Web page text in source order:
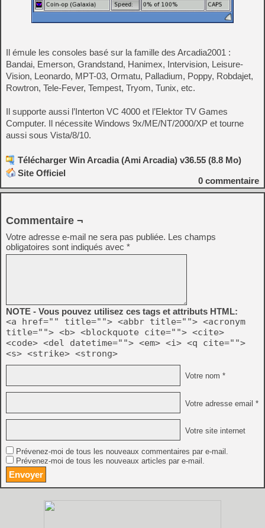
Il émule les consoles basé sur la famille des Arcadia2001 :
Bandai, Emerson, Grandstand, Hanimex, Intervision, Leisure-
Vision, Leonardo, MPT-03, Ormatu, Palladium, Poppy, Robdajet,
Rowtron, Tele-Fever, Tempest, Tryom, Tunix, etc.
Il supporte aussi l’Interton VC 4000 et l’Elektor TV Games
Computer. Il nécessite Windows 9x/ME/NT/2000/XP et tourne
aussi sous Vista/8/10.
Télécharger Win Arcadia (Ami Arcadia) v36.55 (8.8 Mo)
Site Officiel
0 commentaire
Commentaire ¬
Votre adresse e-mail ne sera pas publiée. Les champs
obligatoires sont indiqués avec *
NOTE - Vous pouvez utilisez ces tags et attributs HTML:
<a href="" title=""> <abbr title=""> <acronym
title=""> <b> <blockquote cite=""> <cite>
<code> <del datetime=""> <em> <i> <q cite="">
<s> <strike> <strong>
Votre nom *
Votre adresse email *
Votre site internet
Prévenez-moi de tous les nouveaux commentaires par e-mail.
Prévenez-moi de tous les nouveaux articles par e-mail.